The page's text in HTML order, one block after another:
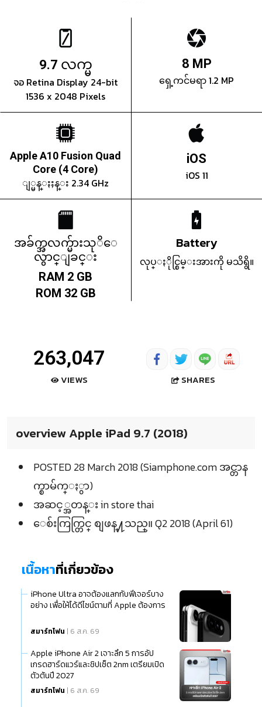
9.7 လက္မ
จอ Retina Display 24-bit
1536 x 2048 Pixels
8 MP
ရှေ့ကင်မရာ 1.2 MP
Apple A10 Fusion Quad
Core (4 Core)
ျ္မန္ႏႈန္း 2.34 GHz
iOS
iOS 11
အခ်က္အလက္မ်ားသုိေ
လွာင္ျခင္း
RAM 2 GB
ROM 32 GB
Battery
လုပ္ႏိုင္စြမ္းအားကို မသိရွိ။
263,047
VIEWS SHARES
overview Apple iPad 9.7 (2018)
POSTED 28 March 2018 (Siamphone.com အင္တာန
က္စာမ်က္ႏွာ)
အဆင့္အတန္း in store thai
ေစ်းကြက္တြင္ စျဖန္႔သည္။ Q2 2018 (April 61)
เนื้อหาที่เกี่ยวข้อง
iPhone Ultra อาจต้องแลกกับฟีเจอร์บาง
อย่าง เพื่อให้ได้ดีไซน์ตามที่ Apple ต้องการ
สมาร์ทโฟน | 6 ส.ค. 69
Apple iPhone Air 2 เจาะลึก 5 การอัป
เกรดฮาร์ดแวร์และชิปเซ็ต 2nm เตรียมเปิด
ตัวต้นปี 2027
สมาร์ทโฟน | 6 ส.ค. 69